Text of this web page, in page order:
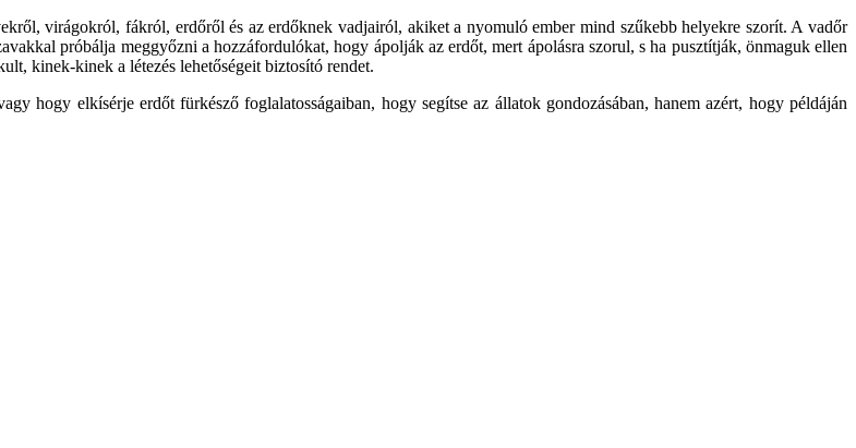
virágokról, fákról, erdőről és az erdőknek vadjairól, akiket a nyomuló ember mind szűkebb helyekre szorít. A vadőr
próbálja meggyőzni a hozzáfordulókat, hogy ápolják az erdőt, mert ápolásra szorul, s ha pusztítják, önmaguk ellen
kinek-kinek a létezés lehetőségeit biztosító rendet.
hogy elkísérje erdőt fürkésző foglalatosságaiban, hogy segítse az állatok gondozásában, hanem azért, hogy példáján